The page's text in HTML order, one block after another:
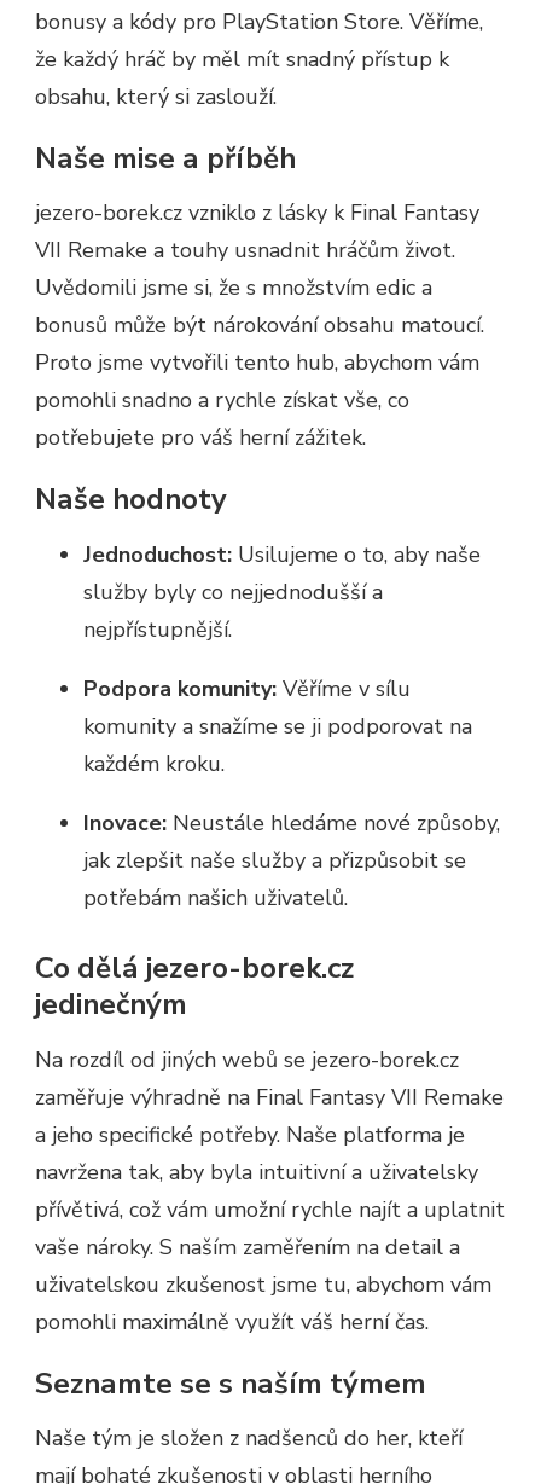
bonusy a kódy pro PlayStation Store. Věříme,
že každý hráč by měl mít snadný přístup k
obsahu, který si zaslouží.
Naše mise a příběh
jezero-borek.cz vzniklo z lásky k Final Fantasy
VII Remake a touhy usnadnit hráčům život.
Uvědomili jsme si, že s množstvím edic a
bonusů může být nárokování obsahu matoucí.
Proto jsme vytvořili tento hub, abychom vám
pomohli snadno a rychle získat vše, co
potřebujete pro váš herní zážitek.
Naše hodnoty
Jednoduchost: Usilujeme o to, aby naše
služby byly co nejjednodušší a
nejpřístupnější.
Podpora komunity: Věříme v sílu
komunity a snažíme se ji podporovat na
každém kroku.
Inovace: Neustále hledáme nové způsoby,
jak zlepšit naše služby a přizpůsobit se
potřebám našich uživatelů.
Co dělá jezero-borek.cz
jedinečným
Na rozdíl od jiných webů se jezero-borek.cz
zaměřuje výhradně na Final Fantasy VII Remake
a jeho specifické potřeby. Naše platforma je
navržena tak, aby byla intuitivní a uživatelsky
přívětivá, což vám umožní rychle najít a uplatnit
vaše nároky. S naším zaměřením na detail a
uživatelskou zkušenost jsme tu, abychom vám
pomohli maximálně využít váš herní čas.
Seznamte se s naším týmem
Naše tým je složen z nadšenců do her, kteří
mají bohaté zkušenosti v oblasti herního